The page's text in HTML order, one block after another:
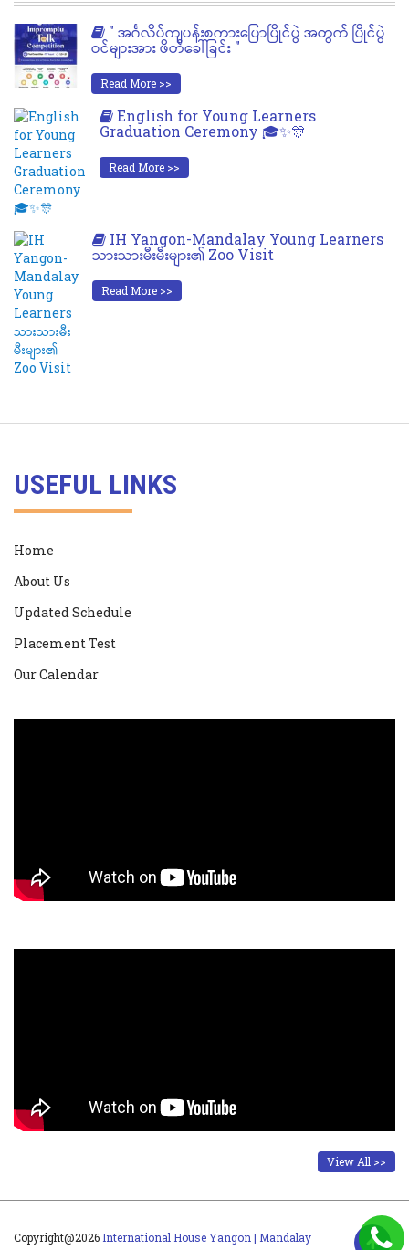
" အင်္ဂလိပ်ကျပန်းစကားပြောပြိုင်ပွဲ အတွက် ပြိုင်ပွဲ
ဝင်များအား ဖိတ်ခေါ်ခြင်း "
Read More >>
English for Young Learners
Graduation Ceremony 🎓✨🎊
Read More >>
IH Yangon-Mandalay Young Learners
သားသားမီးမီးများ၏ Zoo Visit
Read More >>
USEFUL LINKS
Home
About Us
Updated Schedule
Placement Test
Our Calendar
View All >>
Copyright@2026 International House Yangon | Mandalay